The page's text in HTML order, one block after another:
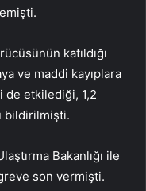
katıldığı
ve maddi kayıplara
de etkilediği, 1,2
bildirilmişti.
Bakanlığı ile
son vermişti.